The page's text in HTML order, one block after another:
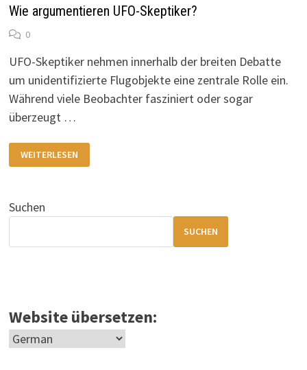
Wie argumentieren UFO-Skeptiker?
0
UFO-Skeptiker nehmen innerhalb der breiten Debatte
um unidentifizierte Flugobjekte eine zentrale Rolle ein.
Während viele Beobachter fasziniert oder sogar
überzeugt …
WIE
ARGUMENTIEREN
UFO-
WEITERLESEN
Suchen
SUCHEN
Website übersetzen: